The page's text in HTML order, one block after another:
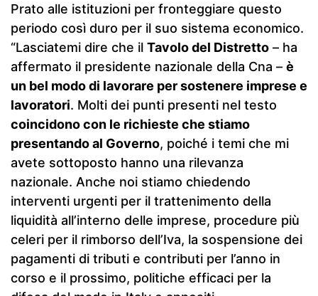
Prato alle istituzioni per fronteggiare questo
periodo così duro per il suo sistema economico.
“Lasciatemi dire che il Tavolo del Distretto – ha
affermato il presidente nazionale della Cna – è
un bel modo di lavorare per sostenere imprese e
lavoratori. Molti dei punti presenti nel testo
coincidono con le richieste che stiamo
presentando al Governo, poiché i temi che mi
avete sottoposto hanno una rilevanza
nazionale. Anche noi stiamo chiedendo
interventi urgenti per il trattenimento della
liquidità all’interno delle imprese, procedure più
celeri per il rimborso dell’Iva, la sospensione dei
pagamenti di tributi e contributi per l’anno in
corso e il prossimo, politiche efficaci per la